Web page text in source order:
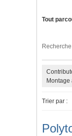
Tout
Montage
Trier par :